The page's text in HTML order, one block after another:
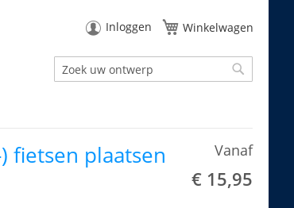
Inloggen Winkelwagen
Zoek
fietsen plaatsen Vanaf
€ 15,95